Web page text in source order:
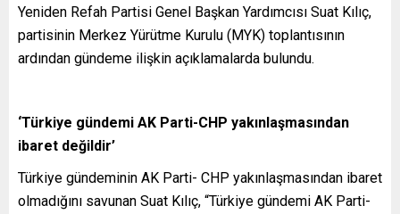
Yeniden Refah Partisi Genel Başkan Yardımcısı Suat Kılıç,
partisinin Merkez Yürütme Kurulu (MYK) toplantısının
ardından gündeme ilişkin açıklamalarda bulundu.
‘Türkiye gündemi AK Parti-CHP yakınlaşmasından
ibaret değildir’
Türkiye gündeminin AK Parti- CHP yakınlaşmasından ibaret
olmadığını savunan Suat Kılıç, “Türkiye gündemi AK Parti-